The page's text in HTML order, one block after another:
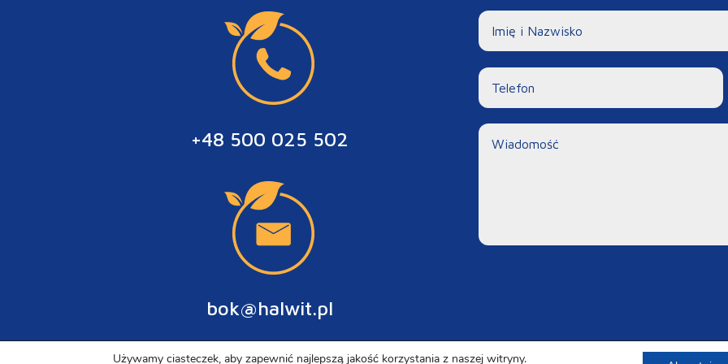
+48 500 025 502
bok@halwit.pl
Używamy ciasteczek, aby zapewnić najlepszą jakość korzystania z naszej witryny.